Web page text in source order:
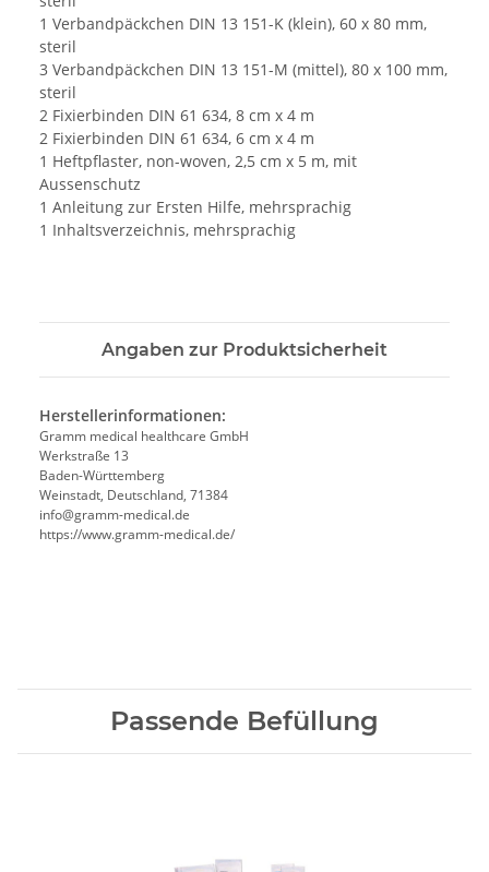
1 Verbandpäckchen DIN 13 151-K (klein), 60 x 80 mm,
steril
3 Verbandpäckchen DIN 13 151-M (mittel), 80 x 100 mm,
steril
2 Fixierbinden DIN 61 634, 8 cm x 4 m
2 Fixierbinden DIN 61 634, 6 cm x 4 m
1 Heftpflaster, non-woven, 2,5 cm x 5 m, mit
Aussenschutz
1 Anleitung zur Ersten Hilfe, mehrsprachig
1 Inhaltsverzeichnis, mehrsprachig
Angaben zur Produktsicherheit
Herstellerinformationen:
Gramm medical healthcare GmbH
Werkstraße 13
Baden-Württemberg
Weinstadt, Deutschland, 71384
info@gramm-medical.de
https://www.gramm-medical.de/
Passende Befüllung